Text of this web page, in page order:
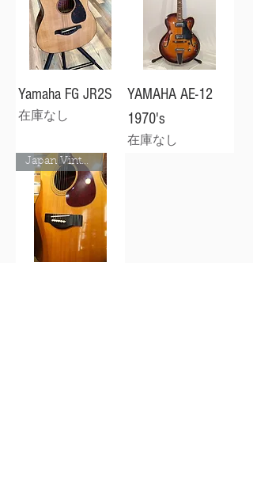
Yamaha FG JR2S
在庫なし
YAMAHA AE-12
1970's
在庫なし
Japan Vintage!